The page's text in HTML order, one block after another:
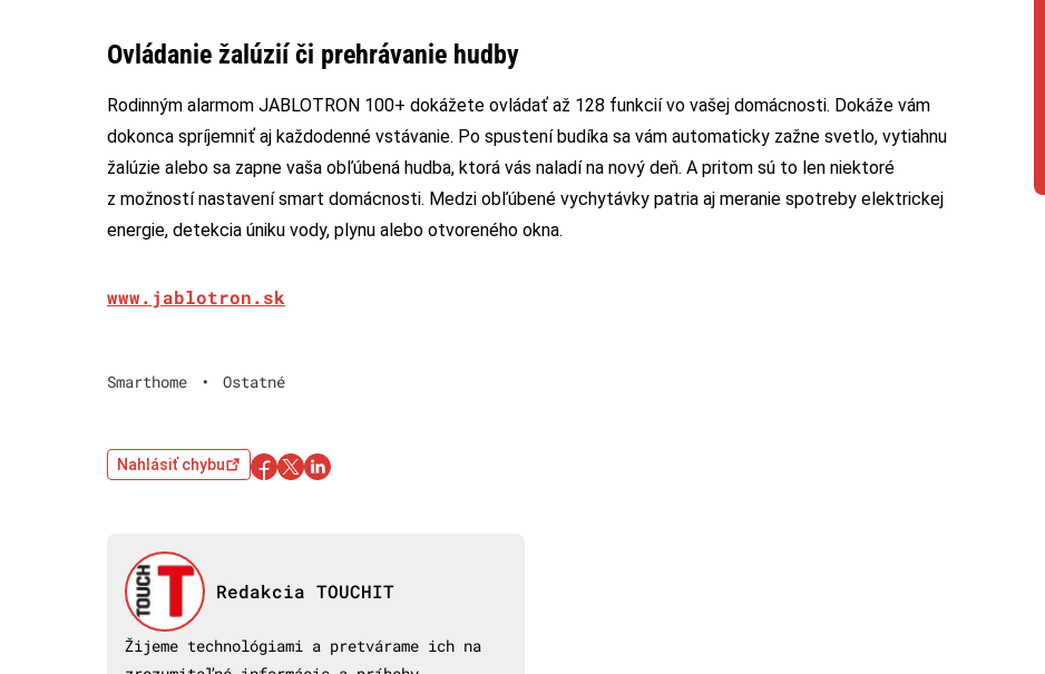
Ovládanie žalúzií či prehrávanie hudby
Rodinným alarmom JABLOTRON 100+ dokážete ovládať až 128 funkcií vo vašej domácnosti. Dokáže vám
dokonca spríjemniť aj každodenné vstávanie. Po spustení budíka sa vám automaticky zažne svetlo, vytiahnu
žalúzie alebo sa zapne vaša obľúbená hudba, ktorá vás naladí na nový deň. A pritom sú to len niektoré
z možností nastavení smart domácnosti. Medzi obľúbené vychytávky patria aj meranie spotreby elektrickej
energie, detekcia úniku vody, plynu alebo otvoreného okna.
www.jablotron.sk
Smarthome • Ostatné
Nahlásiť chybu
Redakcia TOUCHIT
Žijeme technológiami a pretvárame ich na